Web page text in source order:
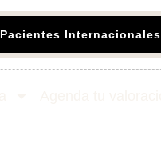
Pacientes Internacionales